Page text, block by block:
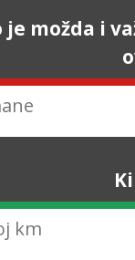
je možda i